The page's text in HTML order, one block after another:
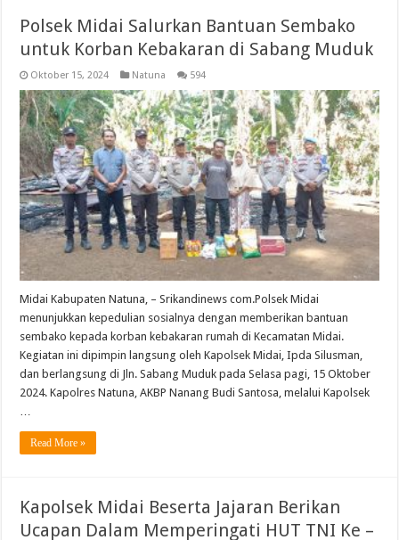
Polsek Midai Salurkan Bantuan Sembako
untuk Korban Kebakaran di Sabang Muduk
Oktober 15, 2024 Natuna 594
Midai Kabupaten Natuna, – Srikandinews com.Polsek Midai
menunjukkan kepedulian sosialnya dengan memberikan bantuan
sembako kepada korban kebakaran rumah di Kecamatan Midai.
Kegiatan ini dipimpin langsung oleh Kapolsek Midai, Ipda Silusman,
dan berlangsung di Jln. Sabang Muduk pada Selasa pagi, 15 Oktober
2024. Kapolres Natuna, AKBP Nanang Budi Santosa, melalui Kapolsek
…
Read More »
Kapolsek Midai Beserta Jajaran Berikan
Ucapan Dalam Memperingati HUT TNI Ke –